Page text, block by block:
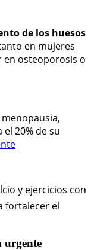
de los huesos
en mujeres
en osteoporosis o
20% de su
y ejercicios con
fortalecer el
urgente